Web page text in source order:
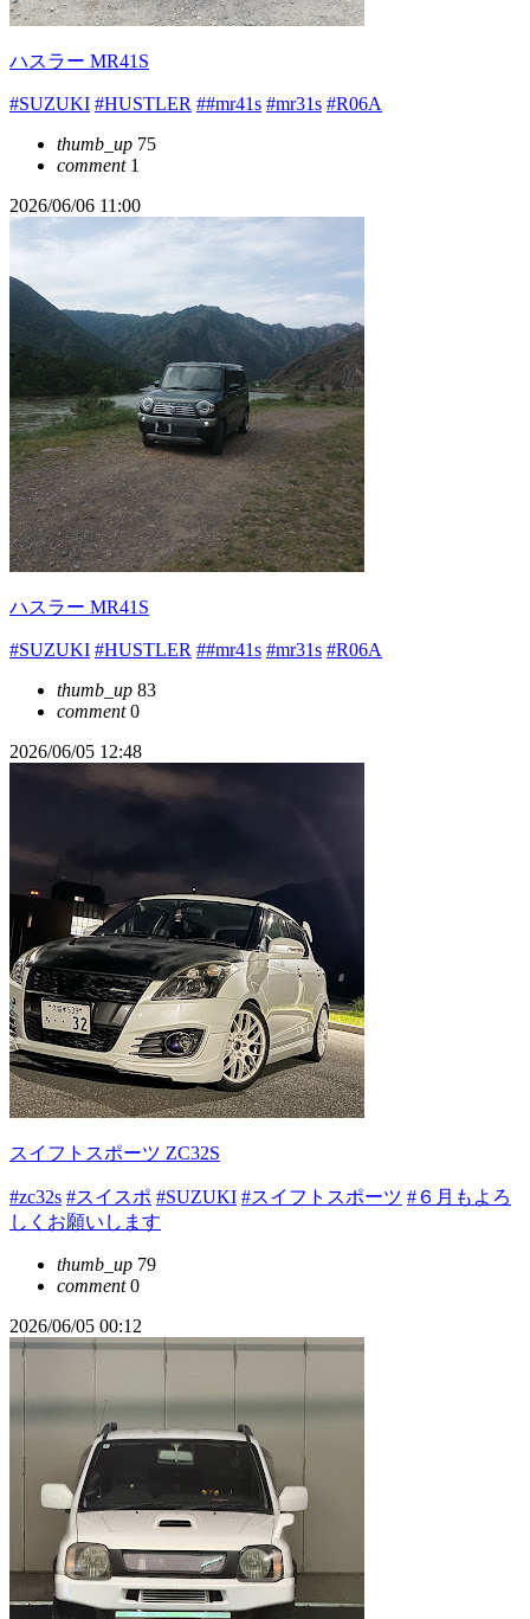
ハスラー MR41S
#SUZUKI #HUSTLER ##mr41s #mr31s #R06A
thumb_up 75
comment1
2026/06/06 11:00
ハスラー MR41S
#SUZUKI #HUSTLER ##mr41s #mr31s #R06A
thumb_up 83
comment0
2026/06/05 12:48
スイフトスポーツ ZC32S
#zc32s #スイスポ #SUZUKI #スイフトスポーツ #６月もよろ
しくお願いします
thumb_up 79
comment0
2026/06/05 00:12